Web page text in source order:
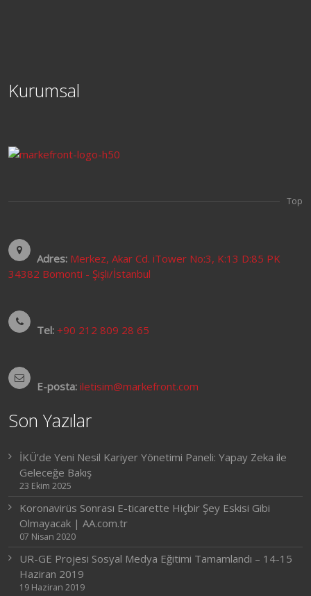
Kurumsal
Top
Adres: Merkez, Akar Cd. iTower No:3, K:13 D:85 PK
34382 Bomonti - Şişli/İstanbul
Tel: +90 212 809 28 65
E-posta: iletisim@markefront.com
Son Yazılar
İKÜ’de Yeni Nesil Kariyer Yönetimi Paneli: Yapay Zeka ile
Geleceğe Bakış
23 Ekim 2025
Koronavirüs Sonrası E-ticarette Hiçbir Şey Eskisi Gibi
Olmayacak | AA.com.tr
07 Nisan 2020
UR-GE Projesi Sosyal Medya Eğitimi Tamamlandı – 14-15
Haziran 2019
19 Haziran 2019